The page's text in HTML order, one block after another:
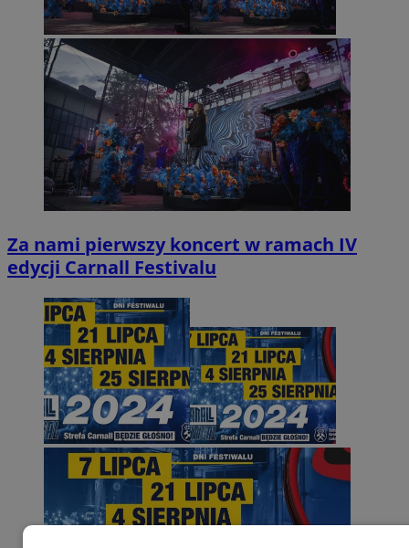
Za nami pierwszy koncert w ramach IV
edycji Carnall Festivalu